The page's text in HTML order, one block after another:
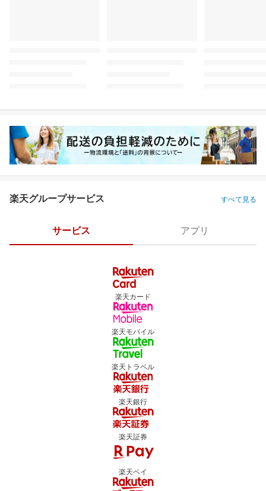
楽天グループサービス すべて見る
サービス アプリ
楽天カード
楽天モバイル
楽天トラベル
楽天銀行
楽天証券
楽天ペイ